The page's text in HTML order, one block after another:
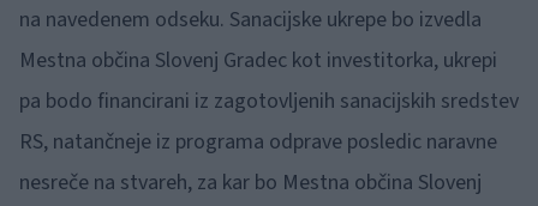
na navedenem odseku. Sanacijske ukrepe bo izvedla
Mestna občina Slovenj Gradec kot investitorka, ukrepi
pa bodo financirani iz zagotovljenih sanacijskih sredstev
RS, natančneje iz programa odprave posledic naravne
nesreče na stvareh, za kar bo Mestna občina Slovenj